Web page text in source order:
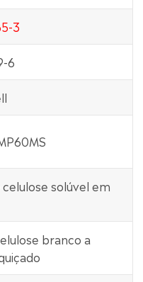
3
6
solúvel em
branco a